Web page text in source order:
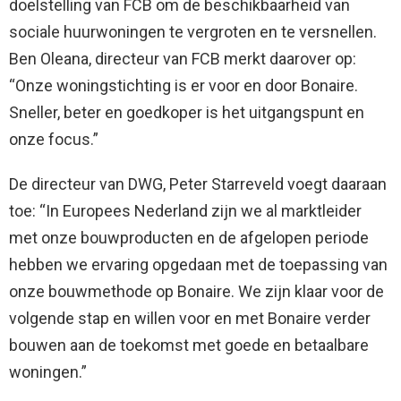
doelstelling van FCB om de beschikbaarheid van
sociale huurwoningen te vergroten en te versnellen.
Ben Oleana, directeur van FCB merkt daarover op:
“Onze woningstichting is er voor en door Bonaire.
Sneller, beter en goedkoper is het uitgangspunt en
onze focus.”
De directeur van DWG, Peter Starreveld voegt daaraan
toe: “In Europees Nederland zijn we al marktleider
met onze bouwproducten en de afgelopen periode
hebben we ervaring opgedaan met de toepassing van
onze bouwmethode op Bonaire. We zijn klaar voor de
volgende stap en willen voor en met Bonaire verder
bouwen aan de toekomst met goede en betaalbare
woningen.”